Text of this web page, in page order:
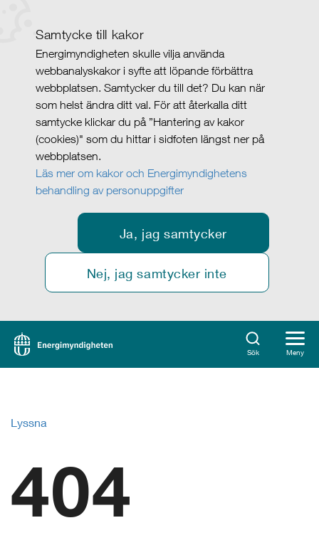
Samtycke till kakor
Energimyndigheten skulle vilja använda
webbanalyskakor i syfte att löpande förbättra
webbplatsen. Samtycker du till det? Du kan när
som helst ändra ditt val. För att återkalla ditt
samtycke klickar du på ”Hantering av kakor
(cookies)" som du hittar i sidfoten längst ner på
webbplatsen.
Läs mer om kakor och Energimyndighetens
behandling av personuppgifter
Ja, jag samtycker
Nej, jag samtycker inte
Sök Meny
Lyssna
404